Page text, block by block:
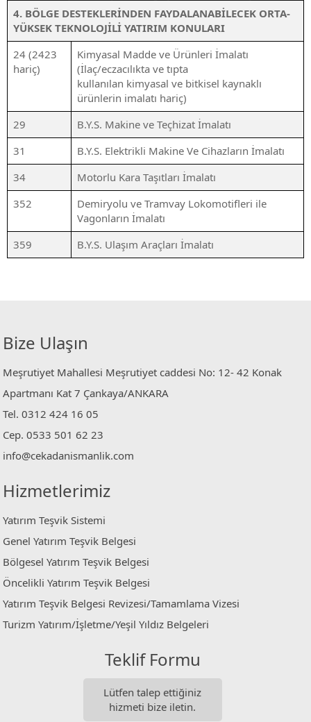
4. BÖLGE DESTEKLERİNDEN FAYDALANABİLECEK ORTA-
YÜKSEK TEKNOLOJİLİ YATIRIM KONULARI
24 (2423
hariç)
Kimyasal Madde ve Ürünleri İmalatı
(İlaç/eczacılıkta ve tıpta
kullanılan kimyasal ve bitkisel kaynaklı
ürünlerin imalatı hariç)
29
B.Y.S. Makine ve Teçhizat İmalatı
31
B.Y.S. Elektrikli Makine Ve Cihazların İmalatı
34
Motorlu Kara Taşıtları İmalatı
352
Demiryolu ve Tramvay Lokomotifleri ile
Vagonların İmalatı
359
B.Y.S. Ulaşım Araçları İmalatı
Bize Ulaşın
Meşrutiyet Mahallesi Meşrutiyet caddesi No: 12- 42 Konak
Apartmanı Kat 7 Çankaya/ANKARA
Tel. 0312 424 16 05
Cep. 0533 501 62 23
info@cekadanismanlik.com
Hizmetlerimiz
Yatırım Teşvik Sistemi
Genel Yatırım Teşvik Belgesi
Bölgesel Yatırım Teşvik Belgesi
Öncelikli Yatırım Teşvik Belgesi
Yatırım Teşvik Belgesi Revizesi/Tamamlama Vizesi
Turizm Yatırım/İşletme/Yeşil Yıldız Belgeleri
Teklif Formu
Lütfen talep ettiğiniz
hizmeti bize iletin.